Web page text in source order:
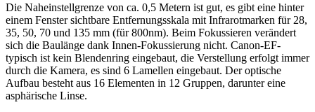
Die Naheinstellgrenze von ca. 0,5 Metern ist gut, es gibt eine hinter
einem Fenster sichtbare Entfernungsskala mit Infrarotmarken für 28,
35, 50, 70 und 135 mm (für 800nm). Beim Fokussieren verändert
sich die Baulänge dank Innen-Fokussierung nicht. Canon-EF-
typisch ist kein Blendenring eingebaut, die Verstellung erfolgt immer
durch die Kamera, es sind 6 Lamellen eingebaut. Der optische
Aufbau besteht aus 16 Elementen in 12 Gruppen, darunter eine
asphärische Linse.